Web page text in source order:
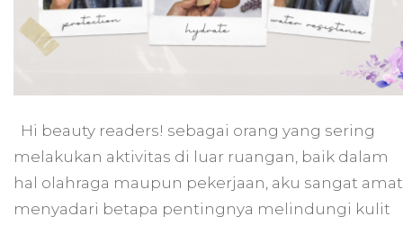
Hi beauty readers! sebagai orang yang sering
melakukan aktivitas di luar ruangan, baik dalam
hal olahraga maupun pekerjaan, aku sangat amat
menyadari betapa pentingnya melindungi kulit